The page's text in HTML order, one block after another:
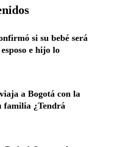
si su bebé será
e hijo lo
a Bogotá con la
familia ¿Tendrá